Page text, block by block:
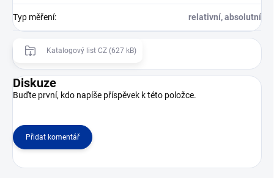
Typ měření: relativní, absolutní
Katalogový list CZ (627 kB)
Diskuze
Buďte první, kdo napíše příspěvek k této položce.
Přidat komentář